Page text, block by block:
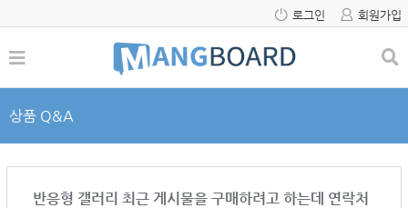
로그인 회원가입
상품 Q&A
반응형 갤러리 최근 게시물을 구매하려고 하는데 연락처